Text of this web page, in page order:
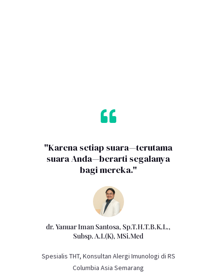

"Karena setiap suara—terutama
suara Anda—berarti segalanya
bagi mereka."
dr. Yanuar Iman Santosa, Sp.T.H.T.B.K.L.,
Subsp. A.I.(K), MSi.Med
Spesialis THT, Konsultan Alergi Imunologi di RS
Columbia Asia Semarang